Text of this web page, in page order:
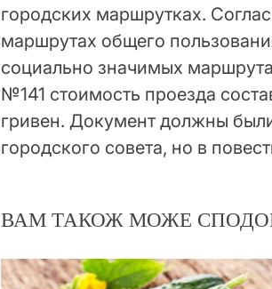
городских маршрутках.
маршрутах общего
социально значимых
№141 стоимость проезда
гривен. Документ должны
городского совета, но в
ВАМ ТАКОЖ МОЖЕ